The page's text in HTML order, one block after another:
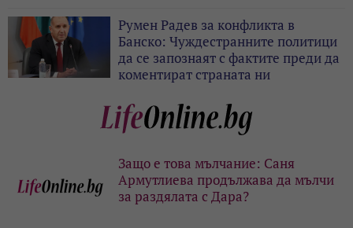
Румен Радев за конфликта в
Банско: Чуждестранните политици
да се запознаят с фактите преди да
коментират страната ни
Защо е това мълчание: Саня
Армутлиева продължава да мълчи
за раздялата с Дара?